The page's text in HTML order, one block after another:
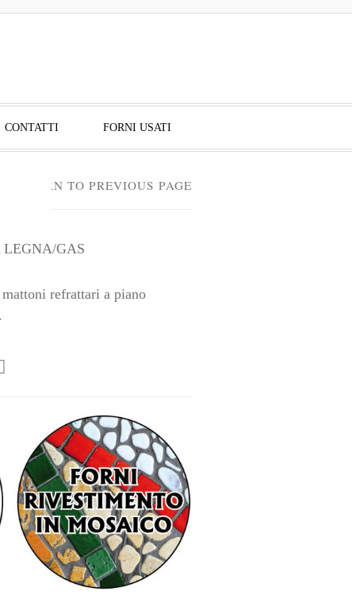
CONTATTI FORNI USATI
GAS
RETURN TO PREVIOUS PAGE
refrattari a piano